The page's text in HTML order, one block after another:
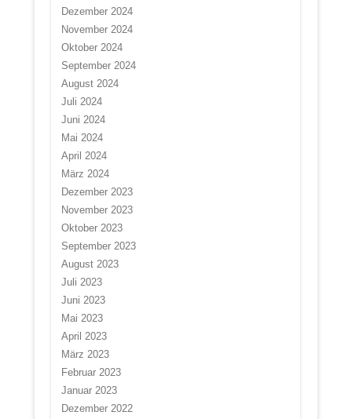
Dezember 2024
November 2024
Oktober 2024
September 2024
August 2024
Juli 2024
Juni 2024
Mai 2024
April 2024
März 2024
Dezember 2023
November 2023
Oktober 2023
September 2023
August 2023
Juli 2023
Juni 2023
Mai 2023
April 2023
März 2023
Februar 2023
Januar 2023
Dezember 2022